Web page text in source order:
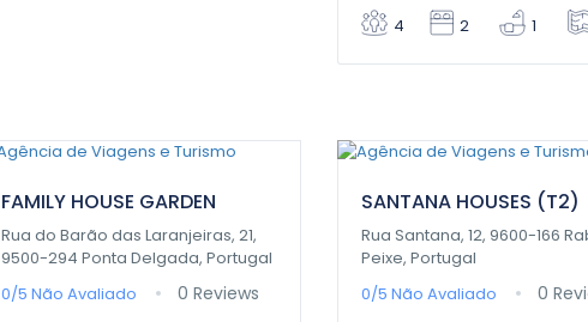
4 2 1
FAMILY HOUSE GARDEN
Rua do Barão das Laranjeiras, 21,
9500-294 Ponta Delgada, Portugal
0/5 Não Avaliado 0 Reviews
SANTANA HOUSES (T2)
Rua Santana, 12, 9600-166
Peixe, Portugal
0/5 Não Avaliado 0